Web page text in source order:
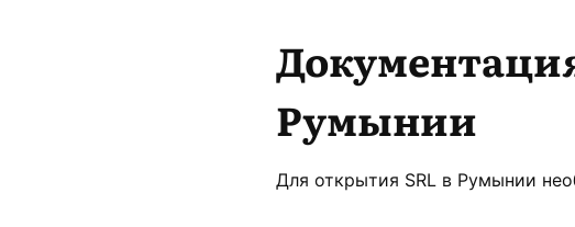
Румынии
Для открытия SRL в Румынии